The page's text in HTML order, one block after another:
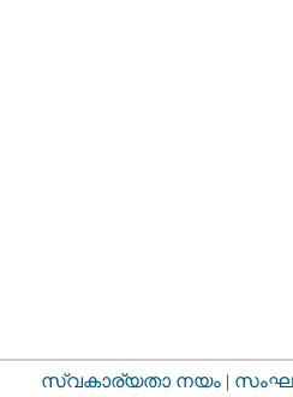
സ്വകാര്യതാ നയം |